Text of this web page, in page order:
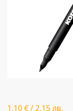
1,10€/2,15лв.